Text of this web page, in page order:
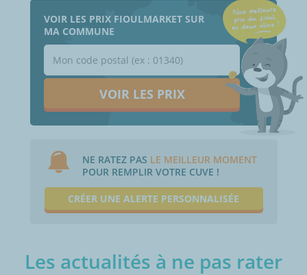
VOIR LES PRIX FIOULMARKET SUR
MA COMMUNE
VOIR LES PRIX
NE RATEZ PAS LE MEILLEUR MOMENT
POUR REMPLIR VOTRE CUVE !
CRÉER UNE ALERTE PERSONNALISÉE
Les actualités à ne pas rater